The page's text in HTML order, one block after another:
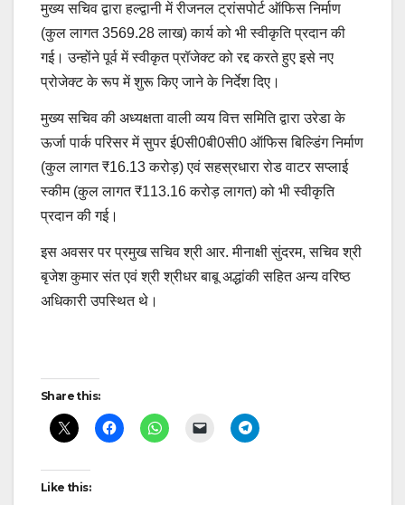
मुख्य सचिव द्वारा हल्द्वानी में रीजनल ट्रांसपोर्ट ऑफिस निर्माण
(कुल लागत 3569.28 लाख) कार्य को भी स्वीकृति प्रदान की
गई। उन्होंने पूर्व में स्वीकृत प्रॉजेक्ट को रद्द करते हुए इसे नए
प्रोजेक्ट के रूप में शुरू किए जाने के निर्देश दिए।
मुख्य सचिव की अध्यक्षता वाली व्यय वित्त समिति द्वारा उरेडा के
ऊर्जा पार्क परिसर में सुपर ई0सी0बी0सी0 ऑफिस बिल्डिंग निर्माण
(कुल लागत ₹16.13 करोड़) एवं सहस्रधारा रोड वाटर सप्लाई
स्कीम (कुल लागत ₹113.16 करोड़ लागत) को भी स्वीकृति
प्रदान की गई।
इस अवसर पर प्रमुख सचिव श्री आर. मीनाक्षी सुंदरम, सचिव श्री
बृजेश कुमार संत एवं श्री श्रीधर बाबू अद्धांकी सहित अन्य वरिष्ठ
अधिकारी उपस्थित थे।
Post
navigation
Share this:
Like this: